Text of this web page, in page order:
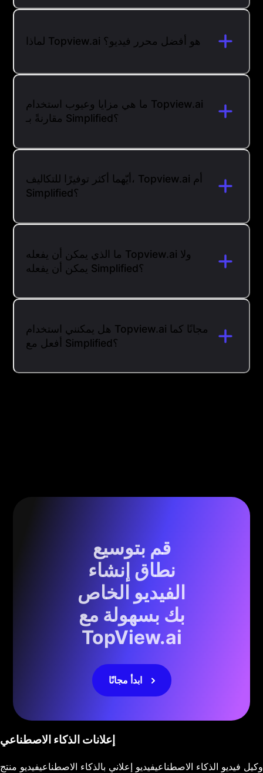
لماذا Topview.ai هو أفضل محرر فيديو؟
ما هي مزايا وعيوب استخدام Topview.ai
مقارنةً بـ Simplified؟
أيّهما أكثر توفيرًا للتكاليف، Topview.ai أم
Simplified؟
ما الذي يمكن أن يفعله Topview.ai ولا
يمكن أن يفعله Simplified؟
هل يمكنني استخدام Topview.ai مجانًا كما
أفعل مع Simplified؟
قم بتوسيع
نطاق إنشاء
الفيديو الخاص
بك بسهولة مع
TopView.ai
ابدأ مجانًا
إعلانات الذكاء الاصطناعي
وكيل فيديو الذكاء الاصطناعيفيديو إعلاني بالذكاء الاصطناعيفيديو منتج